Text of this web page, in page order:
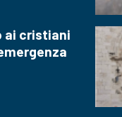
ai cristiani